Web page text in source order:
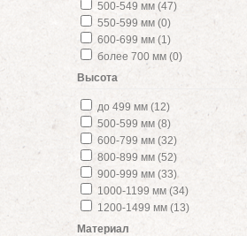
500-549 мм (47)
550-599 мм (0)
600-699 мм (1)
более 700 мм (0)
Высота
до 499 мм (12)
500-599 мм (8)
600-799 мм (32)
800-899 мм (52)
900-999 мм (33)
1000-1199 мм (34)
1200-1499 мм (13)
Материал